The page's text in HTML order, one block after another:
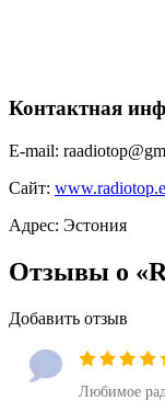
Контактная
E-mail:
Сайт:
Адрес: Эстония
Отзывы о
Добавить отзыв
Любимое